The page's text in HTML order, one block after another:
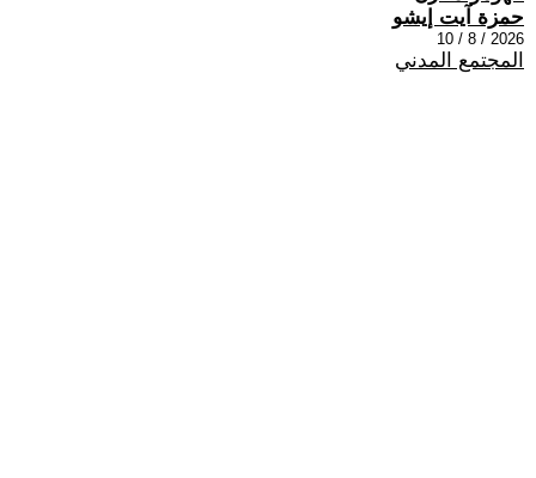
حمزة آيت إيشو
2026 / 8 / 10
المجتمع المدني